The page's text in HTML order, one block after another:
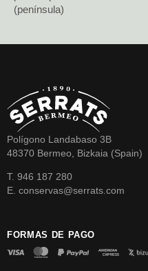
(península)
Polígono Landabaso 3B
48370 Bermeo, Bizkaia (Spain)
T. 946 187 280
E. conservas@serrats.com
FORMAS DE PAGO